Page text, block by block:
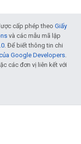
cấp phép theo Giấy
và các mẫu mã lập
. Để biết thông tin chi
Google Developers
các đơn vị liên kết với